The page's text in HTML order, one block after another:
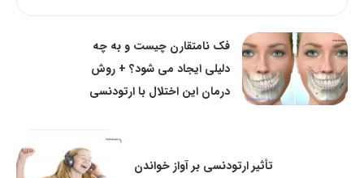
فک نامتقارن چیست و به چه
دلیلی ایجاد می شود؟ + روش
درمان این اختلال با ارتودنسی
تأثیر ارتودنسی بر آواز خواندن